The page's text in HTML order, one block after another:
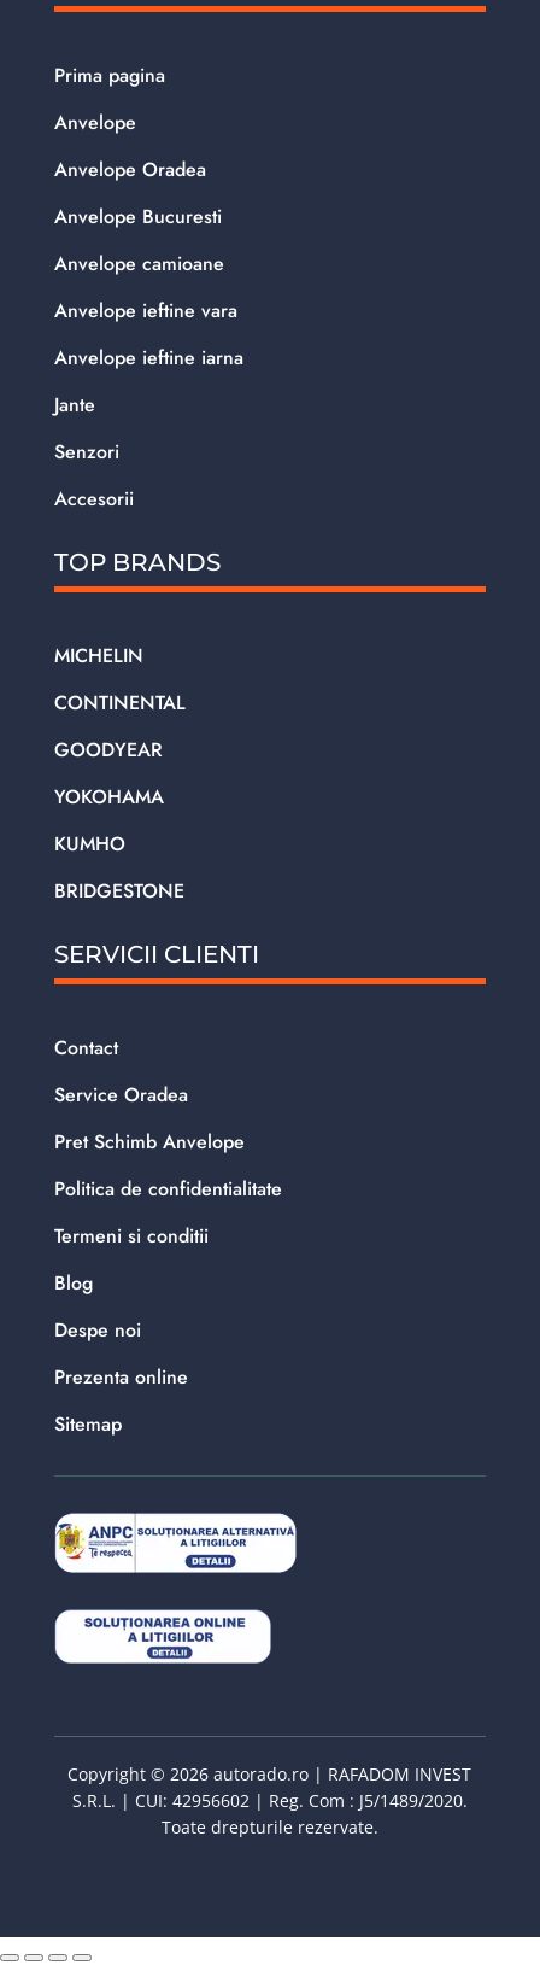
Prima pagina
Anvelope
Anvelope Oradea
Anvelope Bucuresti
Anvelope camioane
Anvelope ieftine vara
Anvelope ieftine iarna
Jante
Senzori
Accesorii
TOP BRANDS
MICHELIN
CONTINENTAL
GOODYEAR
YOKOHAMA
KUMHO
BRIDGESTONE
SERVICII CLIENTI
Contact
Service Oradea
Pret Schimb Anvelope
Politica de confidentialitate
Termeni si conditii
Blog
Despe noi
Prezenta online
Sitemap
Copyright © 2026 autorado.ro | RAFADOM INVEST
S.R.L. | CUI: 42956602 | Reg. Com : J5/1489/2020.
Toate drepturile rezervate.